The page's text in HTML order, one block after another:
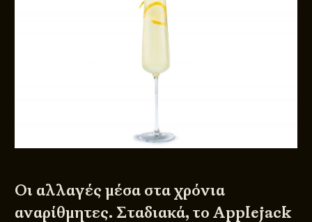
Οι αλλαγές μέσα στα χρόνια
αναρίθμητες. Σταδιακά, το Applejack